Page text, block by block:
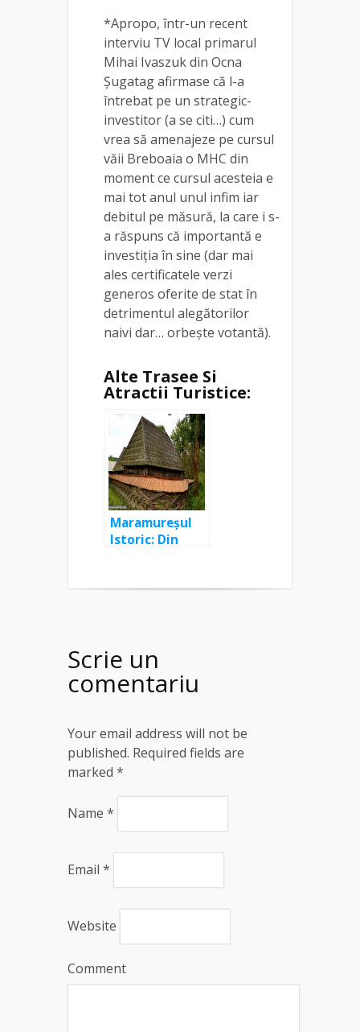
*Apropo, într-un recent
interviu TV local primarul
Mihai Ivaszuk din Ocna
Șugatag afirmase că l-a
întrebat pe un strategic-
investitor (a se citi…) cum
vrea să amenajeze pe cursul
văii Breboaia o MHC din
moment ce cursul acesteia e
mai tot anul unul infim iar
debitul pe măsură, la care i s-
a răspuns că importantă e
investiția în sine (dar mai
ales certificatele verzi
generos oferite de stat în
detrimentul alegătorilor
naivi dar… orbește votantă).
Alte Trasee Si
Atractii Turistice:
Maramureșul
Istoric: Din
retur pe la
Scrie un
comentariu
Your email address will not be
published. Required fields are
marked *
Name *
Email *
Website
Comment